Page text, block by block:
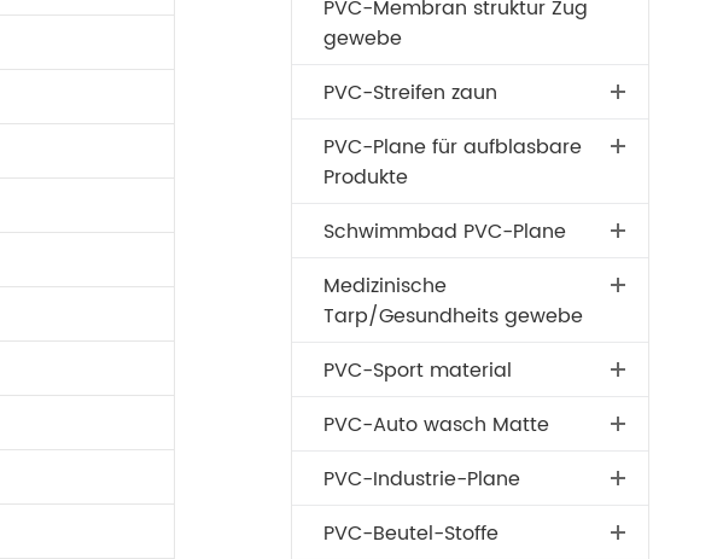
PVC-Membran struktur Zug
gewebe
PVC-Streifen zaun
PVC-Plane für aufblasbare
Produkte
Schwimmbad PVC-Plane
Medizinische
Tarp/Gesundheits gewebe
PVC-Sport material
PVC-Auto wasch Matte
PVC-Industrie-Plane
PVC-Beutel-Stoffe